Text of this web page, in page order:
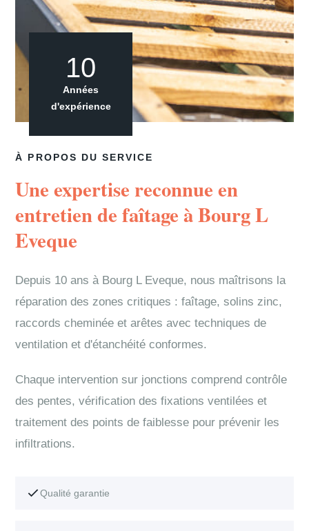
À PROPOS DU SERVICE
Une expertise reconnue en
entretien de faîtage à Bourg L
Eveque
Depuis 10 ans à Bourg L Eveque, nous maîtrisons la
réparation des zones critiques : faîtage, solins zinc,
raccords cheminée et arêtes avec techniques de
ventilation et d'étanchéité conformes.
Chaque intervention sur jonctions comprend contrôle
des pentes, vérification des fixations ventilées et
traitement des points de faiblesse pour prévenir les
infiltrations.
Qualité garantie
10
Années
d'expérience